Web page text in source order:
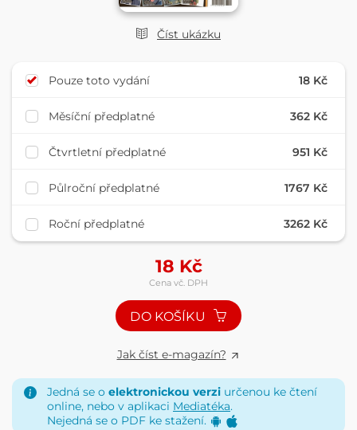
Číst ukázku
Pouze toto vydání 18 Kč
Měsíční předplatné 362 Kč
Čtvrtletní předplatné 951 Kč
Půlroční předplatné 1767 Kč
Roční předplatné 3262 Kč
18 Kč
Cena vč. DPH
DO KOŠÍKU
Jak číst e-magazín?
Jedná se o elektronickou verzi určenou ke čtení
online, nebo v aplikaci Mediatéka.
Nejedná se o PDF ke stažení.